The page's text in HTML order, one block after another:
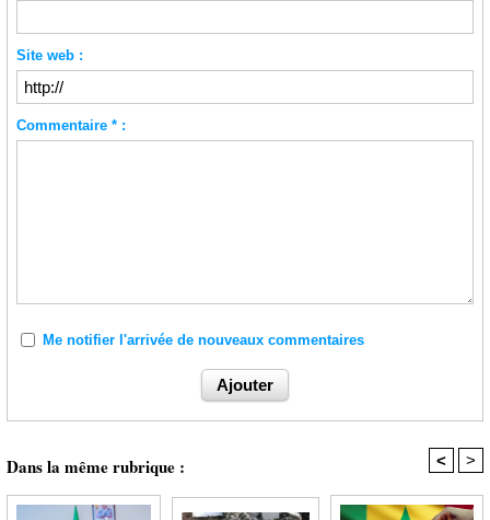
Site web :
Commentaire * :
Me notifier l'arrivée de nouveaux commentaires
Dans la même rubrique : < >